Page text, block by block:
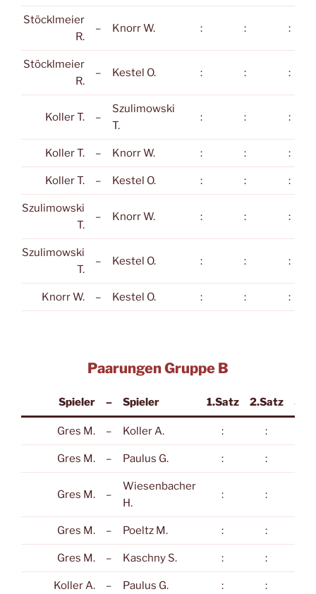
Stöcklmeier
R.
– Knorr W. : : :
Stöcklmeier
R.
– Kestel O. : : :
Koller T. –
Szulimowski
T.
: : :
Koller T. – Knorr W. : : :
Koller T. – Kestel O. : : :
Szulimowski
T.
– Knorr W. : : :
Szulimowski
T.
– Kestel O. : : :
Knorr W. – Kestel O. : : :
Paarungen Gruppe B
Spieler – Spieler 1.Satz 2.Satz
Gres M. – Koller A. : :
Gres M. – Paulus G. : :
Gres M. –
Wiesenbacher
H.
: :
Gres M. – Poeltz M. : :
Gres M. – Kaschny S. : :
Koller A. – Paulus G. : :